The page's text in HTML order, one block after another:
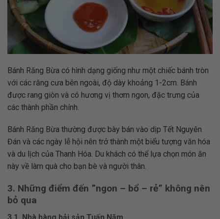
Bánh Răng Bừa có hình dạng giống như một chiếc bánh tròn
với các răng cưa bên ngoài, độ dày khoảng 1-2cm. Bánh
được rang giòn và có hương vị thơm ngon, đặc trưng của
các thành phần chính.
Bánh Răng Bừa thường được bày bán vào dịp Tết Nguyên
Đán và các ngày lễ hội nên trở thành một biểu tượng văn hóa
và du lịch của Thanh Hóa. Du khách có thể lựa chọn món ăn
này về làm quà cho bạn bè và người thân.
3. Những điểm đến ”ngon – bổ – rẻ” không nên
bỏ qua